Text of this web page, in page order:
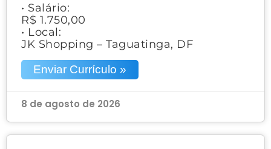
• Salário:
R$ 1.750,00
• Local:
JK Shopping – Taguatinga, DF
Enviar Currículo »
8 de agosto de 2026